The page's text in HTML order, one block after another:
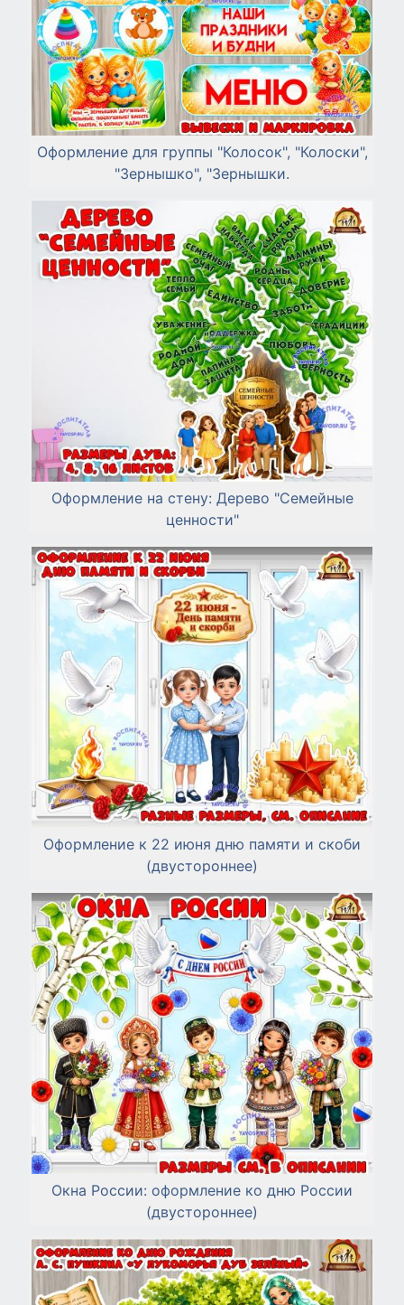
Оформление для группы "Колосок", "Колоски",
"Зернышко", "Зернышки.
Оформление на стену: Дерево "Семейные
ценности"
Оформление к 22 июня дню памяти и скоби
(двустороннее)
Окна России: оформление ко дню России
(двустороннее)